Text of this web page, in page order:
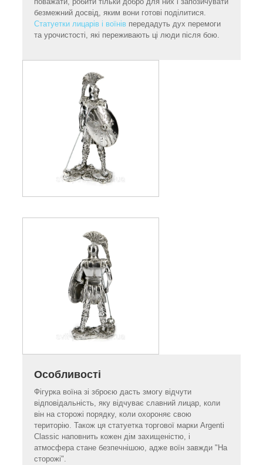
безмежний досвід, яким вони готові поділитися.
Статуетки лицарів і воїнів передадуть дух перемоги
та урочистості, які переживають ці люди після бою.
Особливості
Фігурка воїна зі зброєю дасть змогу відчути
відповідальність, яку відчуває славний лицар, коли
він на сторожі порядку, коли охороняє свою
територію. Також ця статуетка торгової марки Argenti
Classic наповнить кожен дім захищеністю, і
атмосфера стане безпечнішою, адже воїн завжди "На
сторожі".